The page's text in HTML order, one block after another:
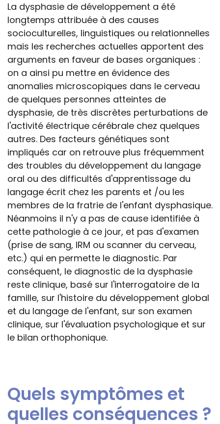
La dysphasie de développement a été
longtemps attribuée à des causes
socioculturelles, linguistiques ou relationnelles
mais les recherches actuelles apportent des
arguments en faveur de bases organiques :
on a ainsi pu mettre en évidence des
anomalies microscopiques dans le cerveau
de quelques personnes atteintes de
dysphasie, de très discrètes perturbations de
l'activité électrique cérébrale chez quelques
autres. Des facteurs génétiques sont
impliqués car on retrouve plus fréquemment
des troubles du développement du langage
oral ou des difficultés d'apprentissage du
langage écrit chez les parents et /ou les
membres de la fratrie de l'enfant dysphasique.
Néanmoins il n'y a pas de cause identifiée à
cette pathologie à ce jour, et pas d'examen
(prise de sang, IRM ou scanner du cerveau,
etc.) qui en permette le diagnostic. Par
conséquent, le diagnostic de la dysphasie
reste clinique, basé sur l'interrogatoire de la
famille, sur l'histoire du développement global
et du langage de l'enfant, sur son examen
clinique, sur l'évaluation psychologique et sur
le bilan orthophonique.
Quels symptômes et
quelles conséquences ?